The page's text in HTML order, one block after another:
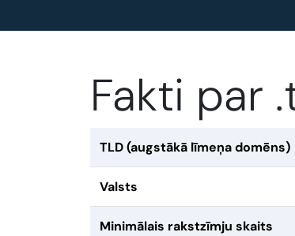
Fakti par
TLD (augstākā līmeņa domēns)
Valsts
Minimālais rakstzīmju skaits